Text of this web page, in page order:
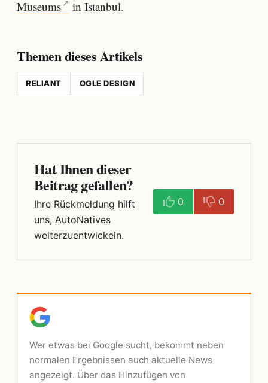
Museums in Istanbul.
Themen dieses Artikels
RELIANT OGLE DESIGN
Hat Ihnen dieser
Beitrag gefallen?
Ihre Rückmeldung hilft
uns, AutoNatives
weiterzuentwickeln.
0 0
Wer etwas bei Google sucht, bekommt neben
normalen Ergebnissen auch aktuelle News
angezeigt. Über das Hinzufügen von